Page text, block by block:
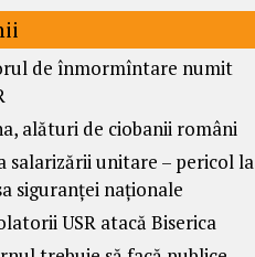
de înmormîntare numit
alături de ciobanii români
salarizării unitare – pericol la
siguranței naționale
USR atacă Biserica